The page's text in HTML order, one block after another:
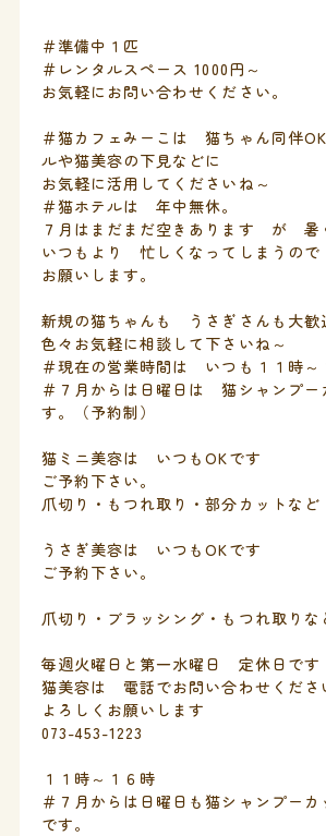
＃準備中１匹
＃レンタルスペース 1000円～
お気軽にお問い合わせください。
＃猫カフェみーこは 猫ちゃん同伴
ルや猫美容の下見などに
お気軽に活用してくださいね～
＃猫ホテルは 年中無休。
７月はまだまだ空きあります が 暑
いつもより 忙しくなってしまうの
お願いします。
新規の猫ちゃんも うさぎさんも大歓
色々お気軽に相談して下さいね～
＃現在の営業時間は いつも１１時～
＃７月からは日曜日は 猫シャンプー
す。（予約制）
猫ミニ美容は いつもOKです
ご予約下さい。
爪切り・もつれ取り・部分カットなど
うさぎ美容は いつもOKです
ご予約下さい。
爪切り・ブラッシング・もつれ取りな
毎週火曜日と第一水曜日 定休日です
猫美容は 電話でお問い合わせくだ
よろしくお願いします
073-453-1223
１１時～１６時
＃７月からは日曜日も猫シャンプーカ
です。